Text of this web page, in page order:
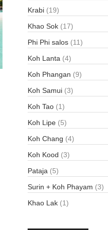
Krabi (19)
Khao Sok (17)
Phi Phi salos (11)
Koh Lanta (4)
Koh Phangan (9)
Koh Samui (3)
Koh Tao (1)
Koh Lipe (5)
Koh Chang (4)
Koh Kood (3)
Pataja (5)
Surin + Koh Phayam (3)
Khao Lak (1)